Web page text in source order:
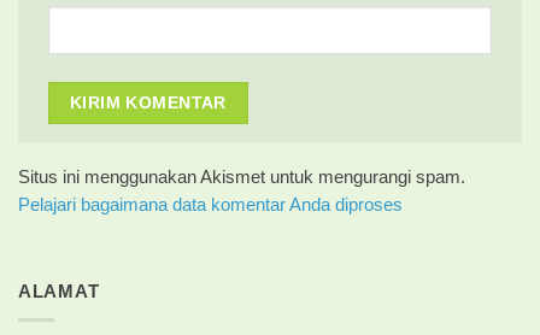
Situs ini menggunakan Akismet untuk mengurangi spam.
Pelajari bagaimana data komentar Anda diproses
ALAMAT